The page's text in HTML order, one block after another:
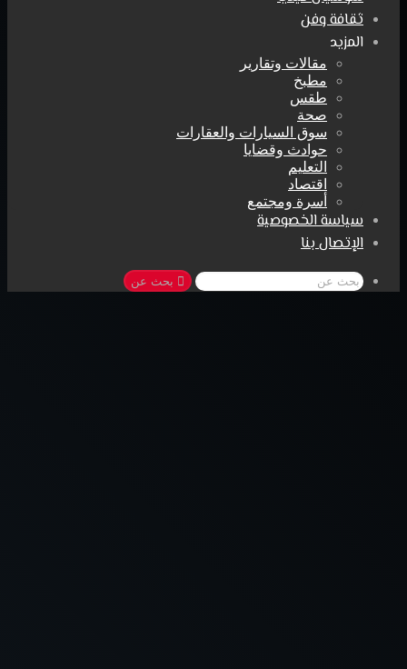
ثقافة وفن
المزيد
مقالات وتقارير
مطبخ
طقس
صحة
سوق السيارات والعقارات
حوادث وقضايا
التعليم
اقتصاد
أسرة ومجتمع
سياسة الخصوصية
الإتصال بنا
بحث عن